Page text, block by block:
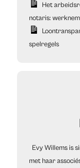
Het
notaris:
spelregels
Evy Willems is
met haar